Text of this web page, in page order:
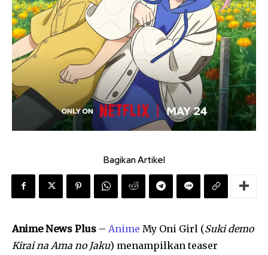
Bagikan Artikel
Anime News Plus – Anime My Oni Girl (Suki demo
Kirai na Ama no Jaku) menampilkan teaser